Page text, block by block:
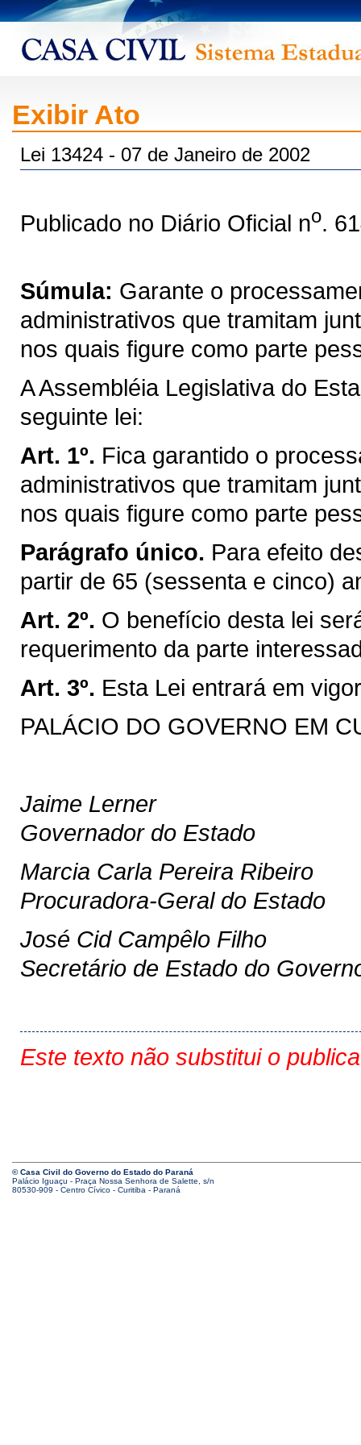
Exibir Ato
Lei 13424 - 07 de Janeiro de 2002
Publicado no Diário Oficial no.
Súmula: Garante o
administrativos que tramitam
nos quais figure como parte
A Assembléia Legislativa do
seguinte lei:
Art. 1º. Fica garantido o
administrativos que tramitam
nos quais figure como parte
Parágrafo único. Para efeito
partir de 65 (sessenta e cinco)
Art. 2º. O benefício desta lei
requerimento da parte
Art. 3º. Esta Lei entrará em
PALÁCIO DO GOVERNO EM
Jaime Lerner
Governador do Estado
Marcia Carla Pereira Ribeiro
Procuradora-Geral do Estado
José Cid Campêlo Filho
Secretário de Estado do
Este texto não substitui o
© Casa Civil do Governo do Estado do Paraná
Palácio Iguaçu - Praça Nossa Senhora de Salette, s/n
80530-909 - Centro Cívico - Curitiba - Paraná